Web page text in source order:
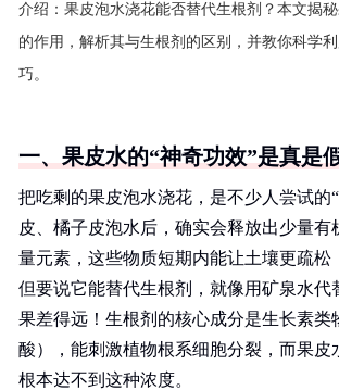
介绍： 果皮泡水浇花能否替代生根剂？本文揭
的作用，解析其与生根剂的区别，并教你科学
巧。
一、果皮水的“神奇功效”是真是
把吃剩的果皮泡水浇花，是不少人尝试的
皮、橘子皮泡水后，确实会释放出少量有
量元素，这些物质短期内能让土壤更疏松
但要说它能替代生根剂，就像用矿泉水
果差得远！生根剂的核心成分是生长素类
酸），能刺激植物根系细胞分裂，而果皮
根本达不到这种浓度。